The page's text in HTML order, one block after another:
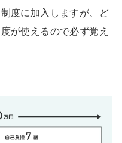
度に加入しますが、ど
が使えるので必ず覚え